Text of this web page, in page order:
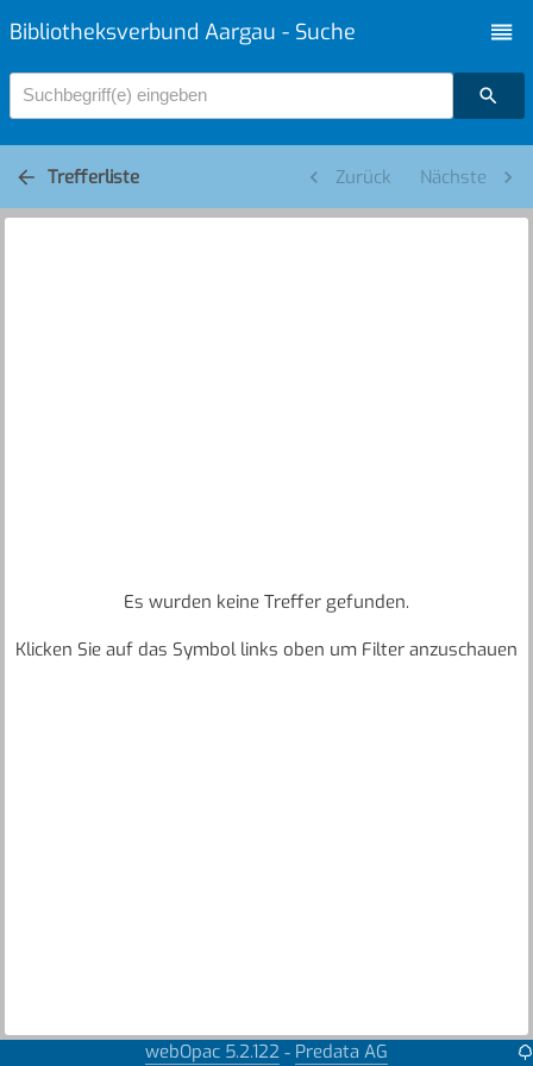
Bibliotheksverbund Aargau - Suche
Suchbegriff(e) eingeben
Trefferliste Zurück Nächste
Es wurden keine Treffer gefunden.
Klicken Sie auf das Symbol links oben um Filter anzuschauen
webOpac 5.2.122 - Predata AG